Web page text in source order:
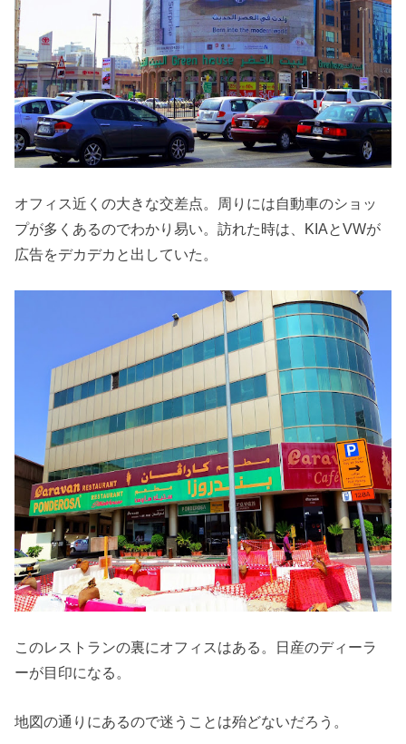
オフィス近くの大きな交差点。周りには自動車のショッ
プが多くあるのでわかり易い。訪れた時は、KIAとVWが
広告をデカデカと出していた。
このレストランの裏にオフィスはある。日産のディーラ
ーが目印になる。
地図の通りにあるので迷うことは殆どないだろう。